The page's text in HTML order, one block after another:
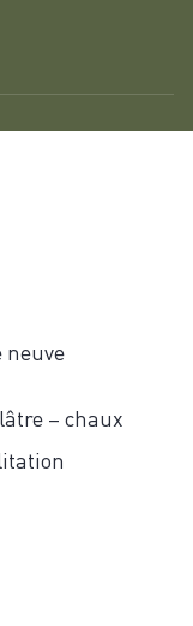
neuve
– chaux